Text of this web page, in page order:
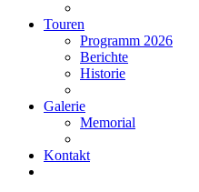
Touren
Programm 2026
Berichte
Historie
Galerie
Memorial
Kontakt